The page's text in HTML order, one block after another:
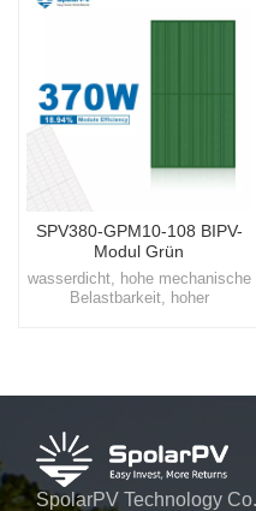
SPV380-GPM10-108 BIPV-
Modul Grün
wasserdicht, hohe mechanische
Belastbarkeit, hoher
hochwertige, innovative
SpolarPV Technology